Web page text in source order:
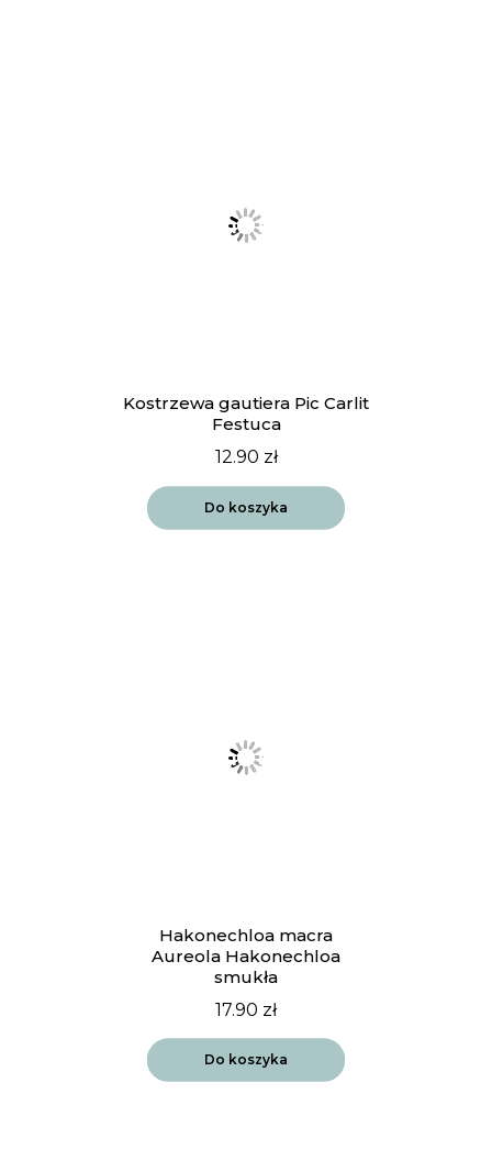
Kostrzewa gautiera Pic Carlit
Festuca
12.90 zł
Do koszyka
Hakonechloa macra
Aureola Hakonechloa
smukła
17.90 zł
Do koszyka